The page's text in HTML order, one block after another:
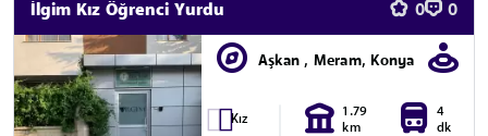
İlgim Kız Öğrenci Yurdu 0 0
Aşkan , Meram, Konya
Kız
1.79
km
4
dk